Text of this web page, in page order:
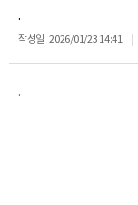
.
작성일 2026/01/23 14:41
.